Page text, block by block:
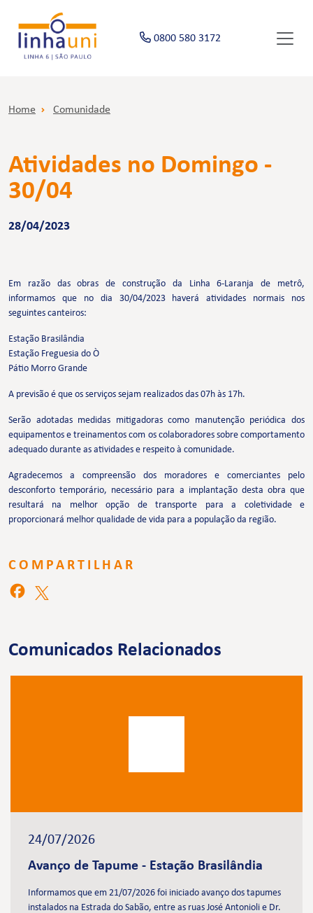
0800 580 3172
Home Comunidade
Atividades no Domingo -
30/04
28/04/2023
Em razão das obras de construção da Linha 6-Laranja de metrô,
informamos que no dia 30/04/2023 haverá atividades normais nos
seguintes canteiros:
Estação Brasilândia
Estação Freguesia do Ò
Pátio Morro Grande
A previsão é que os serviços sejam realizados das 07h às 17h.
Serão adotadas medidas mitigadoras como manutenção periódica dos
equipamentos e treinamentos com os colaboradores sobre comportamento
adequado durante as atividades e respeito à comunidade.
Agradecemos a compreensão dos moradores e comerciantes pelo
desconforto temporário, necessário para a implantação desta obra que
resultará na melhor opção de transporte para a coletividade e
proporcionará melhor qualidade de vida para a população da região.
COMPARTILHAR
Comunicados Relacionados
24/07/2026
Avanço de Tapume - Estação Brasilândia
Informamos que em 21/07/2026 foi iniciado avanço dos tapumes
instalados na Estrada do Sabão, entre as ruas José Antonioli e Dr.